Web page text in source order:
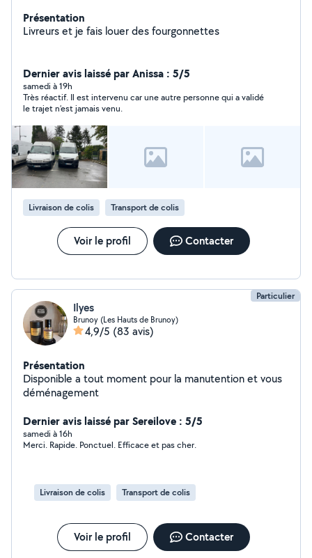
Présentation
Livreurs et je fais louer des fourgonnettes
Dernier avis laissé par Anissa : 5/5
samedi à 19h
Très réactif. Il est intervenu car une autre personne qui a validé
le trajet n’est jamais venu.
Livraison de colis Transport de colis
Voir le profil Contacter
Particulier
Ilyes
Brunoy (Les Hauts de Brunoy)
4,9/5 (83 avis)
Présentation
Disponible a tout moment pour la manutention et vous
déménagement
Dernier avis laissé par Sereilove : 5/5
samedi à 16h
Merci. Rapide. Ponctuel. Efficace et pas cher.
Livraison de colis Transport de colis
Voir le profil Contacter